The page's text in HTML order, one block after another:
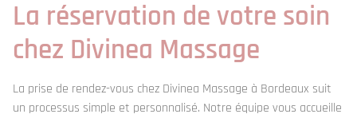
La réservation de votre soin
chez Divinea Massage
La prise de rendez-vous chez Divinea Massage à Bordeaux suit
un processus simple et personnalisé. Notre équipe vous accueille